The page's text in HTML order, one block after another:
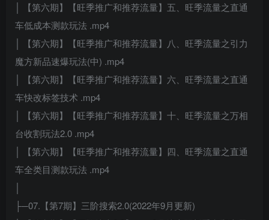
│ 【第六期】【旺季推广和推荐流量】五、旺季流量之直通
车低成本测款玩法 .mp4
│ 【第六期】【旺季推广和推荐流量】八、旺季流量之引力
魔方新品速爆玩法(中) .mp4
│ 【第六期】【旺季推广和推荐流量】六、旺季流量之直通
车快改标签技术 .mp4
│ 【第六期】【旺季推广和推荐流量】十、旺季流量之万相
台收割玩法2.0 .mp4
│ 【第六期】【旺季推广和推荐流量】四、旺季流量之直通
车全类目测款玩法 .mp4
├─07.【第7期】三阶搜索2.0(2022年9月更新)